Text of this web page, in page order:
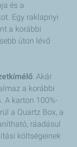
és a
Egy raklapnyi
a korábbi
úton lévő
: Akár
a korábbi
A karton 100%-
a Quartz Box, a
ráadásul
költségeinek